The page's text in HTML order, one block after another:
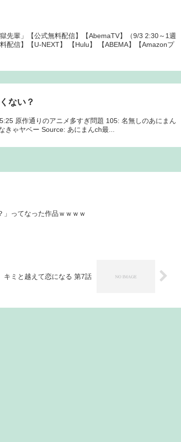
輩」【公式無料配信】【AbemaTV】（9/3 2:30～1週
配信】【U-NEXT】 【Hulu】 【ABEMA】【Amazonプ
ない？
原作通りのアニメ多すぎ問題 105: 名無しのあにまん
ゃヤベー Source: あにまんch最...
」ってなった作品ｗｗｗｗ
キミと越えて恋になる 第7話